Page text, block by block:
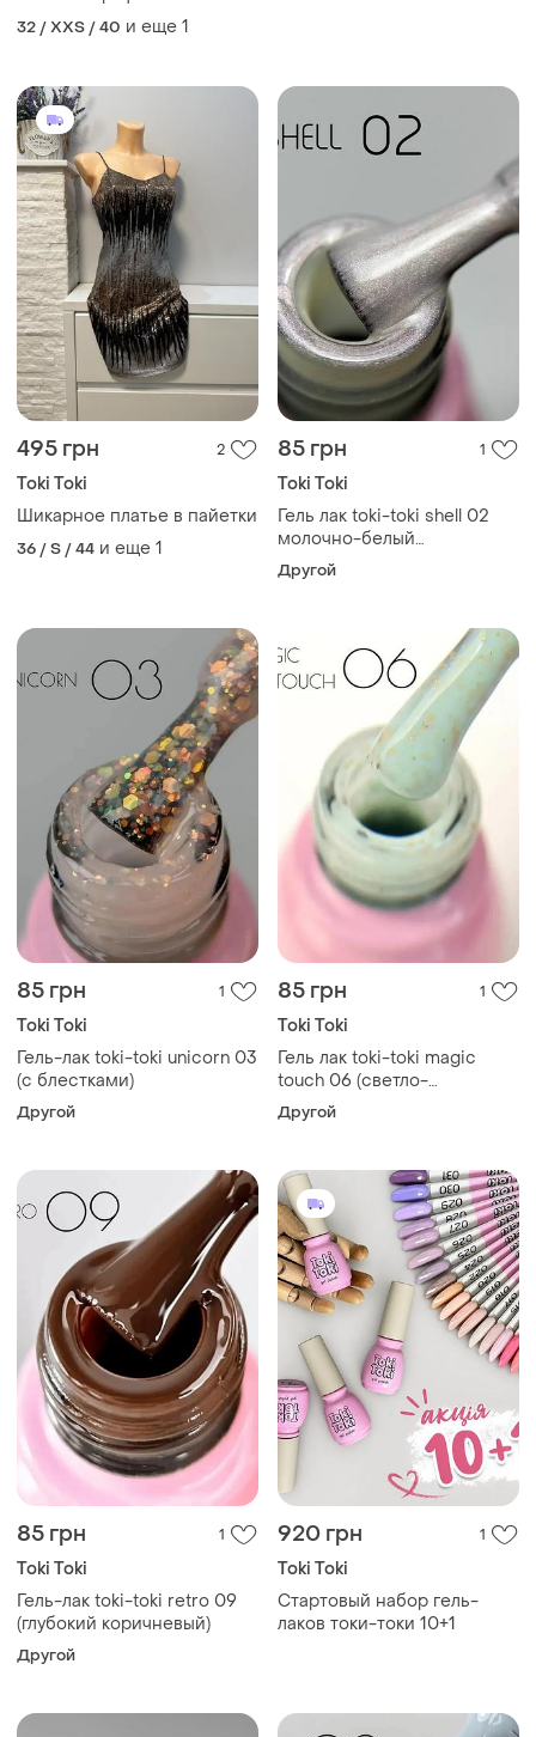
32 / XXS / 40 и еще 1
495 грн 2
Toki Toki
Шикарное платье в пайетки
36 / S / 44 и еще 1
85 грн 1
Toki Toki
Гель лак toki-toki shell 02
молочно-белый
(жемчужный)
Другой
85 грн 1
Toki Toki
Гель-лак toki-toki unicorn 03
(с блестками)
Другой
85 грн 1
Toki Toki
Гель лак toki-toki magic
touch 06 (светло-
бирюзовый)
Другой
85 грн 1
Toki Toki
Гель-лак toki-toki retro 09
(глубокий коричневый)
Другой
920 грн 1
Toki Toki
Стартовый набор гель-
лаков токи-токи 10+1